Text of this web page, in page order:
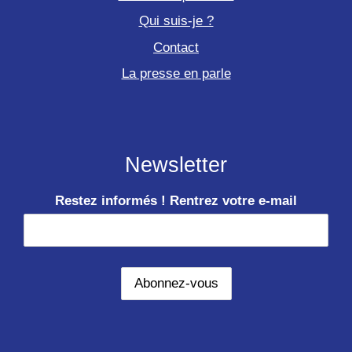
Qui suis-je ?
Contact
La presse en parle
Newsletter
Restez informés ! Rentrez votre e-mail